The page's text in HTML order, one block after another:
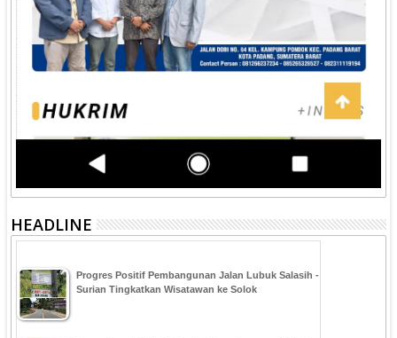
HEADLINE
Progres Positif Pembangunan Jalan Lubuk Salasih -
Surian Tingkatkan Wisatawan ke Solok